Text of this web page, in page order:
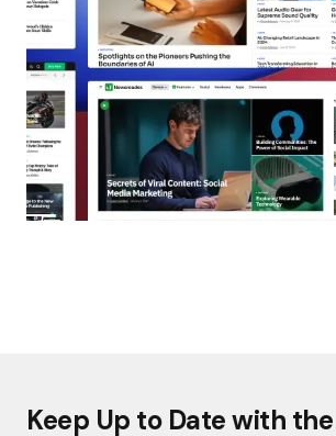
Keep Up to Date with